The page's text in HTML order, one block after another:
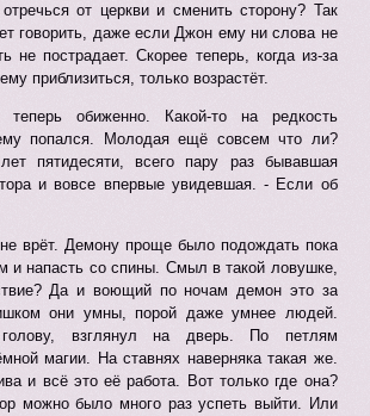
от церкви и сменить сторону? Так
говорить, даже если Джон ему ни слова не
не пострадает. Скорее теперь, когда из-за
приблизиться, только возрастёт.
обиженно. Какой-то на редкость
попался. Молодая ещё совсем что ли?
пятидесяти, всего пару раз бывавшая
и вовсе впервые увидевшая. - Если об
врёт. Демону проще было подождать пока
и напасть со спины. Смыл в такой ловушке,
Да и воющий по ночам демон это за
они умны, порой даже умнее людей.
взглянул на дверь. По петлям
магии. На ставнях наверняка такая же.
и всё это её работа. Вот только где она?
можно было много раз успеть выйти. Или